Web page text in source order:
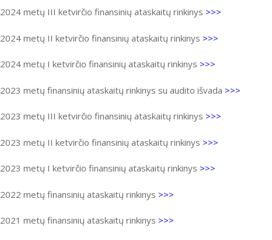
2024 metų III ketvirčio finansinių ataskaitų rinkinys >>>
2024 metų II ketvirčio finansinių ataskaitų rinkinys >>>
2024 metų I ketvirčio finansinių ataskaitų rinkinys >>>
2023 metų finansinių ataskaitų rinkinys su audito išvada >>>
2023 metų III ketvirčio finansinių ataskaitų rinkinys >>>
2023 metų II ketvirčio finansinių ataskaitų rinkinys >>>
2023 metų I ketvirčio finansinių ataskaitų rinkinys >>>
2022 metų finansinių ataskaitų rinkinys >>>
2021 metų finansinių ataskaitų rinkinys >>>